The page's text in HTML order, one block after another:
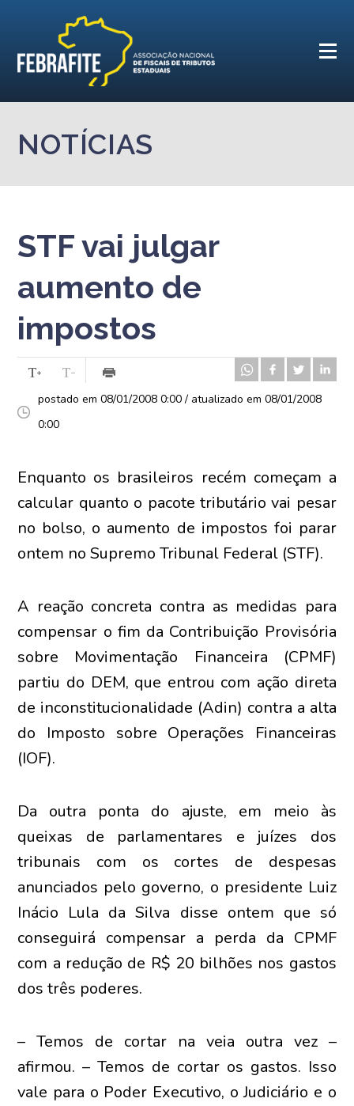
NOTÍCIAS
STF vai julgar
aumento de
impostos
postado em 08/01/2008 0:00 / atualizado em 08/01/2008
0:00
Enquanto os brasileiros recém começam a
calcular quanto o pacote tributário vai pesar
no bolso, o aumento de impostos foi parar
ontem no Supremo Tribunal Federal (STF).
A reação concreta contra as medidas para
compensar o fim da Contribuição Provisória
sobre Movimentação Financeira (CPMF)
partiu do DEM, que entrou com ação direta
de inconstitucionalidade (Adin) contra a alta
do Imposto sobre Operações Financeiras
(IOF).
Da outra ponta do ajuste, em meio às
queixas de parlamentares e juízes dos
tribunais com os cortes de despesas
anunciados pelo governo, o presidente Luiz
Inácio Lula da Silva disse ontem que só
conseguirá compensar a perda da CPMF
com a redução de R$ 20 bilhões nos gastos
dos três poderes.
– Temos de cortar na veia outra vez –
afirmou. – Temos de cortar os gastos. Isso
vale para o Poder Executivo, o Judiciário e o